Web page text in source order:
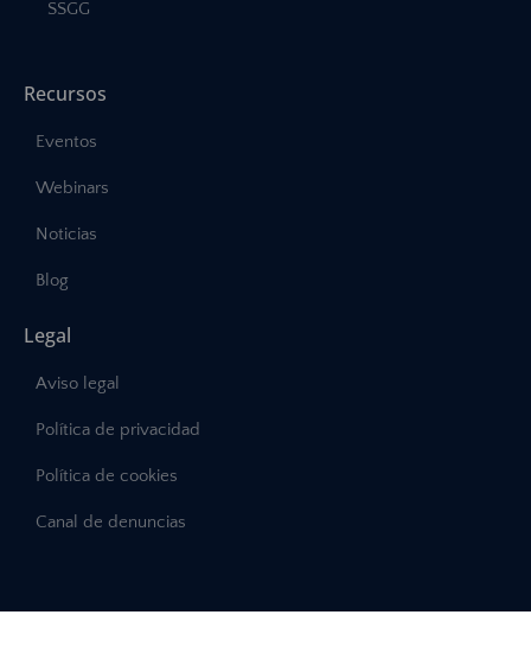
SSGG
Recursos
Eventos
Webinars
Noticias
Blog
Legal
Aviso legal
Política de privacidad
Política de cookies
Canal de denuncias